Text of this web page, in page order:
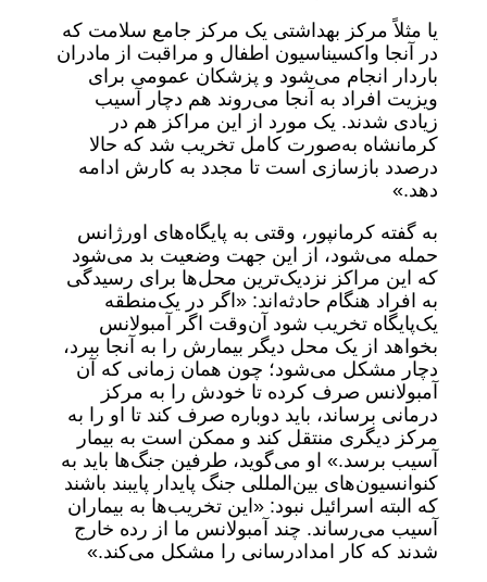
یا مثلاً مرکز بهداشتی یک مرکز جامع سلامت که
در آنجا واکسیناسیون اطفال و مراقبت از مادران
باردار انجام می‌شود و پزشکان عمومی برای
ویزیت افراد به آنجا می‌روند هم دچار آسیب
زیادی شدند. یک مورد از این مراکز هم در
کرمانشاه به‌صورت کامل تخریب شد که حالا
درصدد بازسازی است تا مجدد به کارش ادامه
دهد.»
به گفته کرمانپور، وقتی به پایگاه‌های اورژانس
حمله می‌شود، از این جهت وضعیت بد می‌شود
که این مراکز نزدیک‌ترین محل‌ها برای رسیدگی
به افراد هنگام حادثه‌اند: «اگر در یک‌منطقه
یک‌پایگاه تخریب شود آن‌وقت اگر آمبولانس
بخواهد از یک محل دیگر بیمارش را به آنجا ببرد،
دچار مشکل می‌شود؛ چون همان زمانی که آن
آمبولانس صرف کرده تا خودش را به مرکز
درمانی برساند، باید دوباره صرف کند تا او را به
مرکز دیگری منتقل کند و ممکن است به بیمار
آسیب برسد.» او می‌گوید، طرفین جنگ‌ها باید به
کنوانسیون‌های بین‌المللی جنگ پایدار پایبند باشند
که البته اسرائیل نبود: «این تخریب‌ها به بیماران
آسیب می‌رساند. چند آمبولانس ما از رده خارج
شدند که کار امدادرسانی را مشکل می‌کند.»